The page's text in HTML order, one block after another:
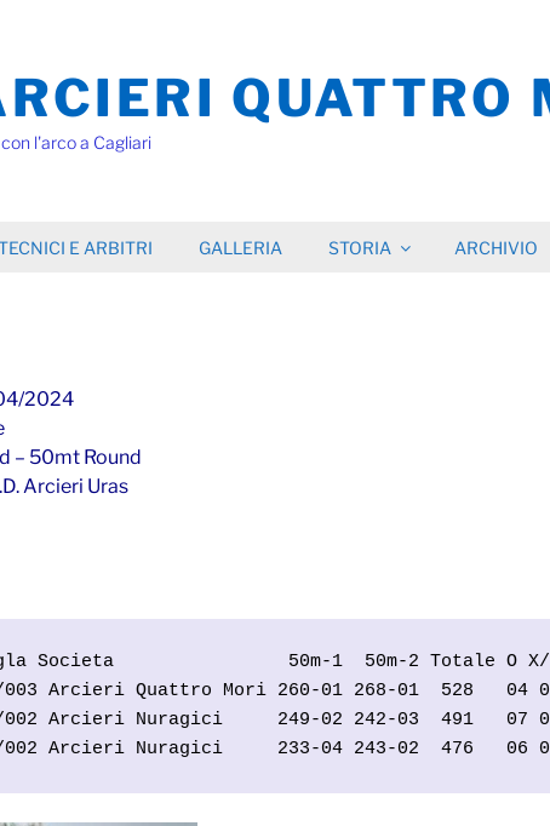
QUATTRO
l'arco a Cagliari
E ARBITRI GALLERIA STORIA ARCHIVIO
2024
– 50mt Round
Arcieri Uras
Societa                50m-1  50m-2 Totale O X/
Arcieri Quattro Mori 260-01 268-01  528   04
002 Arcieri Nuragici     249-02 242-03  491   07
Arcieri Nuragici     233-04 243-02  476   06